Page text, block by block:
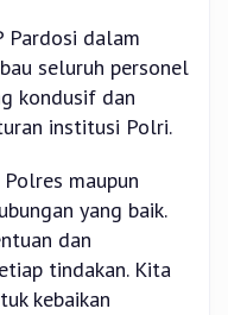
Pardosi dalam
seluruh personel
kondusif dan
institusi Polri.
maupun
yang baik.
dan
tindakan. Kita
kebaikan